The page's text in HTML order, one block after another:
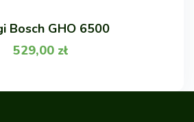
Bosch GHO 6500
529,00 zł